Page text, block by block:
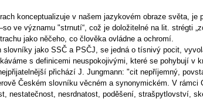
konceptualizuje v našem jazykovém obraze světa, je
ve významu "strnutí“, což je doložitelné na lit. strégti
jako něčeho, co člověka ovládne a ochromí.
jako SSČ a PSČJ, se jedná o tísnivý pocit,
s definicemi neuspokojivými, které se pohybují v
přichází J. Jungmann: "cit nepříjemný,
Českém slovníku věcném a synonymickém. V
nestatečnost, nesrdnatost, poděšení, strašpytlovství,